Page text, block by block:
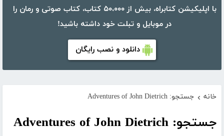
با اپلیکیشن کتابراه، بیش از ۵۰،۰۰۰ کتاب، کتاب صوتی و رمان را
در موبایل و تبلت خود داشته باشید!
دانلود و نصب رایگان
خانه › جستجو: Adventures of John Dietrich
جستجو: Adventures of John Dietrich